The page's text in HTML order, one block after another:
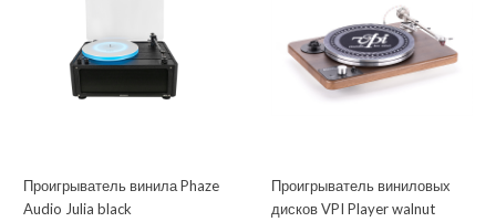
Проигрыватель винила Phaze
Audio Julia black
Проигрыватель виниловых
дисков VPI Player walnut